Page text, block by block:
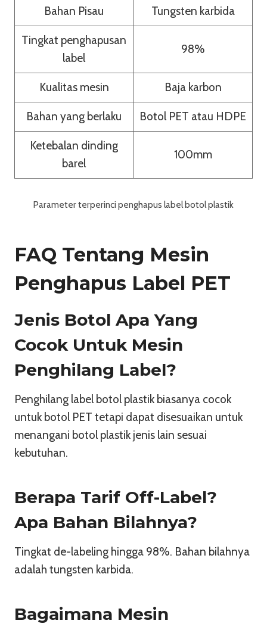
Bahan Pisau Tungsten karbida
Tingkat penghapusan
label
98%
Kualitas mesin Baja karbon
Bahan yang berlaku Botol PET atau HDPE
Ketebalan dinding
barel
100mm
Parameter terperinci penghapus label botol plastik
FAQ Tentang Mesin
Penghapus Label PET
Jenis Botol Apa Yang
Cocok Untuk Mesin
Penghilang Label?
Penghilang label botol plastik biasanya cocok
untuk botol PET tetapi dapat disesuaikan untuk
menangani botol plastik jenis lain sesuai
kebutuhan.
Berapa Tarif Off-Label?
Apa Bahan Bilahnya?
Tingkat de-labeling hingga 98%. Bahan bilahnya
adalah tungsten karbida.
Bagaimana Mesin